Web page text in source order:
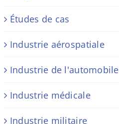
Études de cas
Industrie aérospatiale
Industrie de l'automobile
Industrie médicale
Industrie militaire